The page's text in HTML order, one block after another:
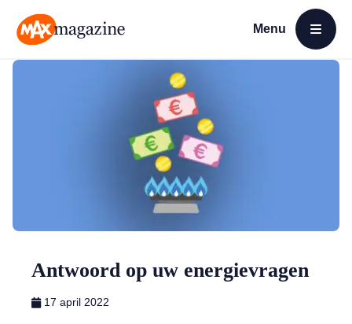
Menu
Open menu
Antwoord op uw energievragen
17 april 2022